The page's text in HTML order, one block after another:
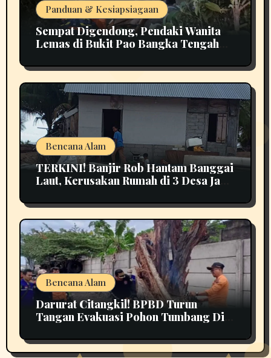
Panduan & Kesiapsiagaan
Sempat Digendong, Pendaki Wanita
Lemas di Bukit Pao Bangka Tengah
Bencana Alam
TERKINI! Banjir Rob Hantam Banggai
Laut, Kerusakan Rumah di 3 Desa Jadi
Bencana Alam
Darurat Citangkil! BPBD Turun
Tangan Evakuasi Pohon Tumbang Di